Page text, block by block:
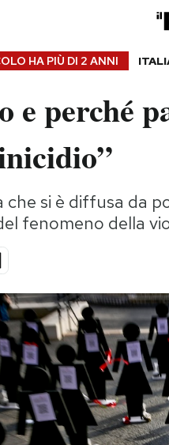
HA PIÙ DI 2 ANNI
e perché
che si è diffusa da
fenomeno della